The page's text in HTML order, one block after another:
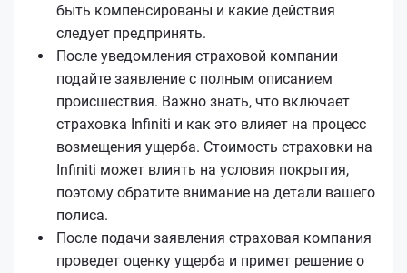
быть компенсированы и какие действия
следует предпринять.
После уведомления страховой компании
подайте заявление с полным описанием
происшествия. Важно знать, что включает
страховка Infiniti и как это влияет на процесс
возмещения ущерба. Стоимость страховки на
Infiniti может влиять на условия покрытия,
поэтому обратите внимание на детали вашего
полиса.
После подачи заявления страховая компания
проведет оценку ущерба и примет решение о